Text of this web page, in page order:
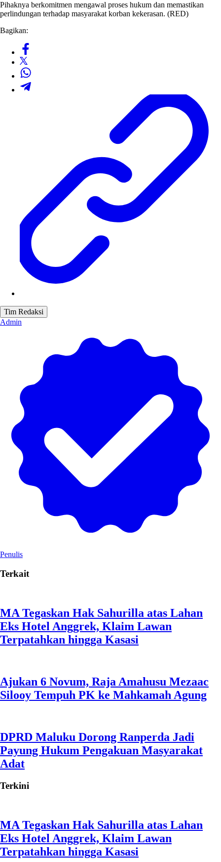
Pihaknya berkomitmen mengawal proses hukum dan memastikan
perlindungan terhadap masyarakat korban kekerasan. (RED)
Bagikan:
Tim Redaksi
Admin
Penulis
Terkait
MA Tegaskan Hak Sahurilla atas Lahan
Eks Hotel Anggrek, Klaim Lawan
Terpatahkan hingga Kasasi
Ajukan 6 Novum, Raja Amahusu Mezaac
Silooy Tempuh PK ke Mahkamah Agung
DPRD Maluku Dorong Ranperda Jadi
Payung Hukum Pengakuan Masyarakat
Adat
Terkini
MA Tegaskan Hak Sahurilla atas Lahan
Eks Hotel Anggrek, Klaim Lawan
Terpatahkan hingga Kasasi